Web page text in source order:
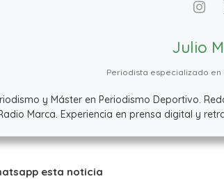
Julio
Periodista especializado en
y Máster en Periodismo Deportivo.
Marca. Experiencia en prensa digital y
esta noticia